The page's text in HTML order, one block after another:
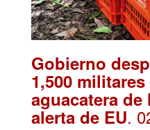
Gobierno
1,500
aguacatera
alerta de EU.